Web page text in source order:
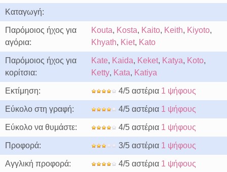
Καταγωγή:
Παρόμοιος ήχος για
αγόρια:
Kouta, Kosta, Kaito, Keith, Kiyoto,
Khyath, Kiet, Kato
Παρόμοιος ήχος για
κορίτσια:
Kate, Kaida, Keket, Katya, Koto,
Ketty, Kata, Katiya
Εκτίμηση: 4/5 αστέρια 1 ψήφους
Εύκολο στη γραφή: 4/5 αστέρια 1 ψήφους
Εύκολο να θυμάστε: 4/5 αστέρια 1 ψήφους
Προφορά: 3/5 αστέρια 1 ψήφους
Αγγλική προφορά: 4/5 αστέρια 1 ψήφους